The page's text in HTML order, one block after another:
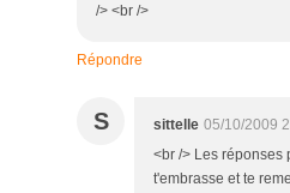
/> <br />
Répondre
S sittelle 05/10/2009
<br /> Les réponses
t'embrasse et te